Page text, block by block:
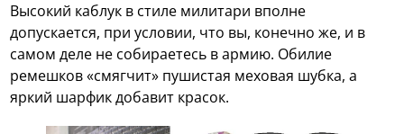
Высокий каблук в стиле милитари вполне
допускается, при условии, что вы, конечно же, и в
самом деле не собираетесь в армию. Обилие
ремешков «смягчит» пушистая меховая шубка, а
яркий шарфик добавит красок.